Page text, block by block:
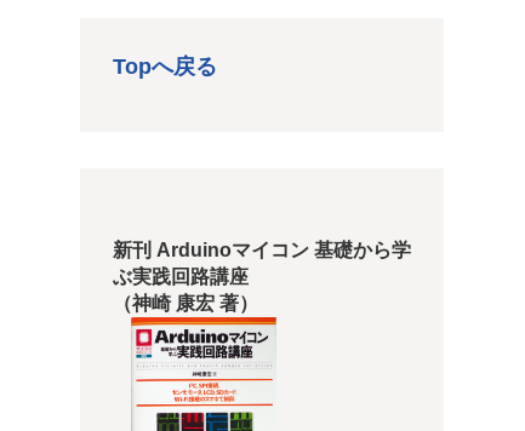
Topへ戻る
新刊 Arduinoマイコン 基礎から学
ぶ実践回路講座
（神崎 康宏 著）